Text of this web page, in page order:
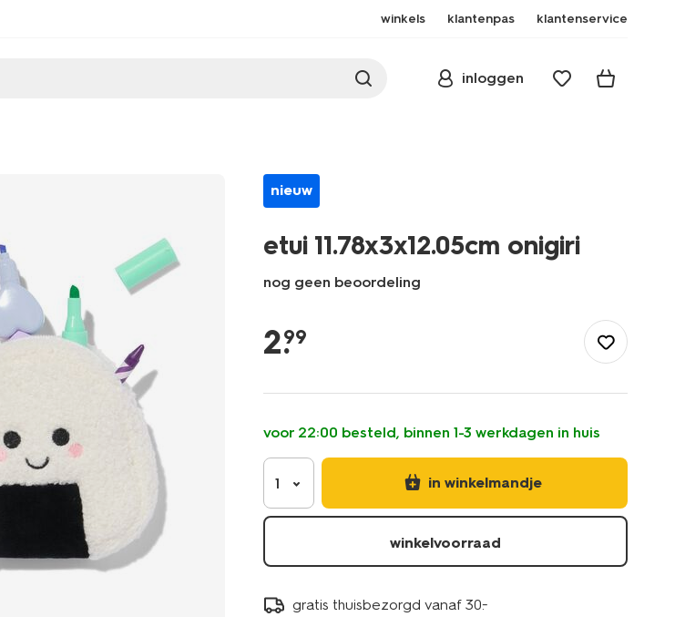
winkels klantenpas klantenservice
inloggen
nieuw
etui 11.78x3x12.05cm onigiri
nog geen beoordeling
11.78x3x12.05cm-
2.
99
voor 22:00 besteld, binnen 1-3 werkdagen in huis
1 in winkelmandje
winkelvoorraad
gratis thuisbezorgd vanaf 30.-